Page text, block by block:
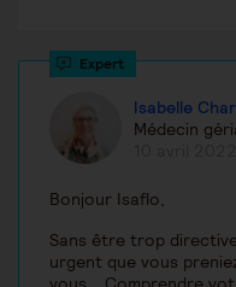
Isabelle
Médecin
Bonjour Isaflo,
Sans être trop
urgent que vous